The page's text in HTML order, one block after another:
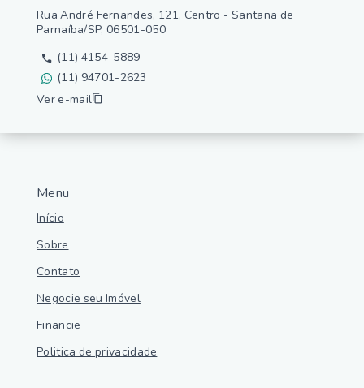
Menu
Início
Sobre
Contato
Negocie seu Imóvel
Financie
Politica de privacidade
Rua André Fernandes, 121, Centro - Santana de
Parnaíba/SP, 06501-050
(11) 4154-5889
(11) 94701-2623
Ver e-mail